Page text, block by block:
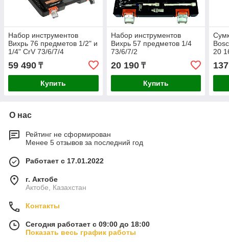
Набор инструментов
Вихрь 76 предметов 1/2" и
1/4" CrV 73/6/7/4
59 490 ₸
Купить
Набор инструментов
Вихрь 57 предметов 1/4
73/6/7/2
20 190₸
Купить
20
О нас
Рейтинг не сформирован
Менее 5 отзывов за последний год
Работает с 17.01.2022
г. Актобе
Актобе, Казахстан
Контакты
Сегодня работает с 09:00 до 18:00
Показать весь график работы